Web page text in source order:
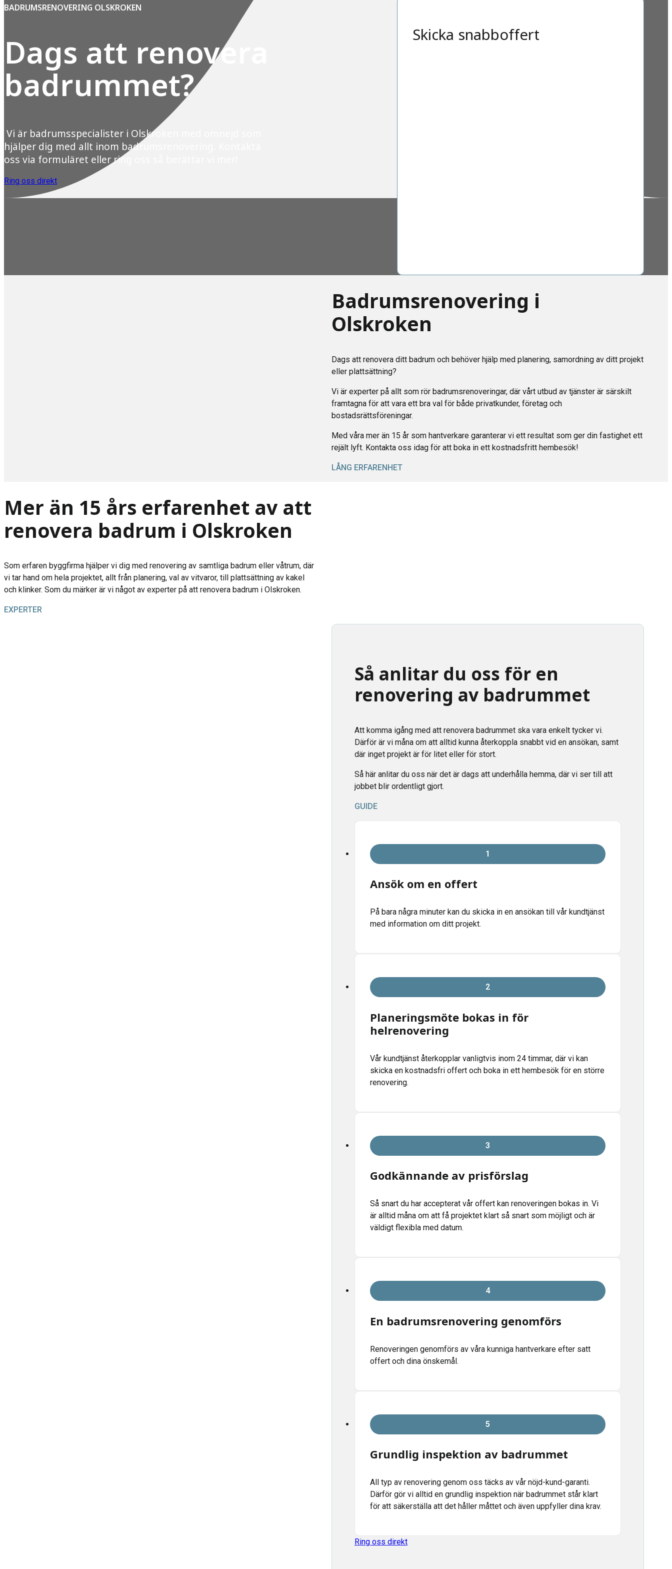
BADRUMSRENOVERING OLSKROKEN
Dags att renovera
badrummet?
Vi är badrumsspecialister i Olskroken med omnejd som
hjälper dig med allt inom badrumsrenovering. Kontakta
oss via formuläret eller ring oss så berättar vi mer!
Ring oss direkt
Skicka snabboffert
Badrumsrenovering i
Olskroken
Dags att renovera ditt badrum och behöver hjälp med planering, samordning av ditt projekt
eller plattsättning?
Vi är experter på allt som rör badrumsrenoveringar, där vårt utbud av tjänster är särskilt
framtagna för att vara ett bra val för både privatkunder, företag och
bostadsrättsföreningar.
Med våra mer än 15 år som hantverkare garanterar vi ett resultat som ger din fastighet ett
rejält lyft. Kontakta oss idag för att boka in ett kostnadsfritt hembesök!
LÅNG ERFARENHET
Mer än 15 års erfarenhet av att
renovera badrum i Olskroken
Som erfaren byggfirma hjälper vi dig med renovering av samtliga badrum eller våtrum, där
vi tar hand om hela projektet, allt från planering, val av vitvaror, till plattsättning av kakel
och klinker. Som du märker är vi något av experter på att renovera badrum i Olskroken.
EXPERTER
Så anlitar du oss för en
renovering av badrummet
Att komma igång med att renovera badrummet ska vara enkelt tycker vi.
Därför är vi måna om att alltid kunna återkoppla snabbt vid en ansökan, samt
där inget projekt är för litet eller för stort.
Så här anlitar du oss när det är dags att underhålla hemma, där vi ser till att
jobbet blir ordentligt gjort.
GUIDE
1
Ansök om en offert
På bara några minuter kan du skicka in en ansökan till vår kundtjänst
med information om ditt projekt.
2
Planeringsmöte bokas in för
helrenovering
Vår kundtjänst återkopplar vanligtvis inom 24 timmar, där vi kan
skicka en kostnadsfri offert och boka in ett hembesök för en större
renovering.
3
Godkännande av prisförslag
Så snart du har accepterat vår offert kan renoveringen bokas in. Vi
är alltid måna om att få projektet klart så snart som möjligt och är
väldigt flexibla med datum.
4
En badrumsrenovering genomförs
Renoveringen genomförs av våra kunniga hantverkare efter satt
offert och dina önskemål.
5
Grundlig inspektion av badrummet
All typ av renovering genom oss täcks av vår nöjd-kund-garanti.
Därför gör vi alltid en grundlig inspektion när badrummet står klart
för att säkerställa att det håller måttet och även uppfyller dina krav.
Ring oss direkt